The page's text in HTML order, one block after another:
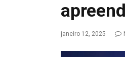
janeiro 12, 2025